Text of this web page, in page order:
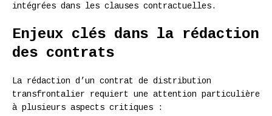
intégrées dans les clauses contractuelles.
Enjeux clés dans la rédaction
des contrats
La rédaction d’un contrat de distribution
transfrontalier requiert une attention particulière
à plusieurs aspects critiques :